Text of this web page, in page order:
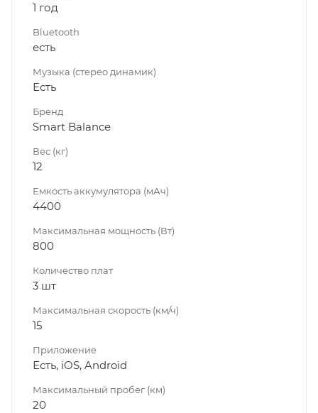
1 год
Bluetooth
есть
Музыка (стерео динамик)
Есть
Бренд
Smart Balance
Вес (кг)
12
Емкость аккумулятора (мАч)
4400
Максимальная мощность (Вт)
800
Количество плат
3 шт
Максимальная скорость (км/ч)
15
Приложение
Есть, iOS, Android
Максимальный пробег (км)
20